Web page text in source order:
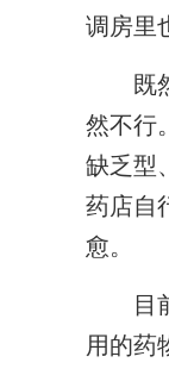
调房里
既然
然不行
缺乏型
药店自
愈。
目前
用的药